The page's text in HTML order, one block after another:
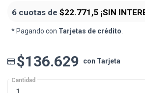
6 cuotas de $22.771,5 ¡SIN
* Pagando con Tarjetas de crédito
$136.629 con Tarjeta
Cantidad